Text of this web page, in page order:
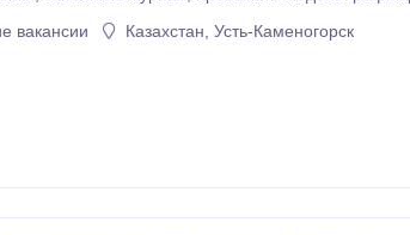
вакансии Казахстан, Усть-Каменогорск